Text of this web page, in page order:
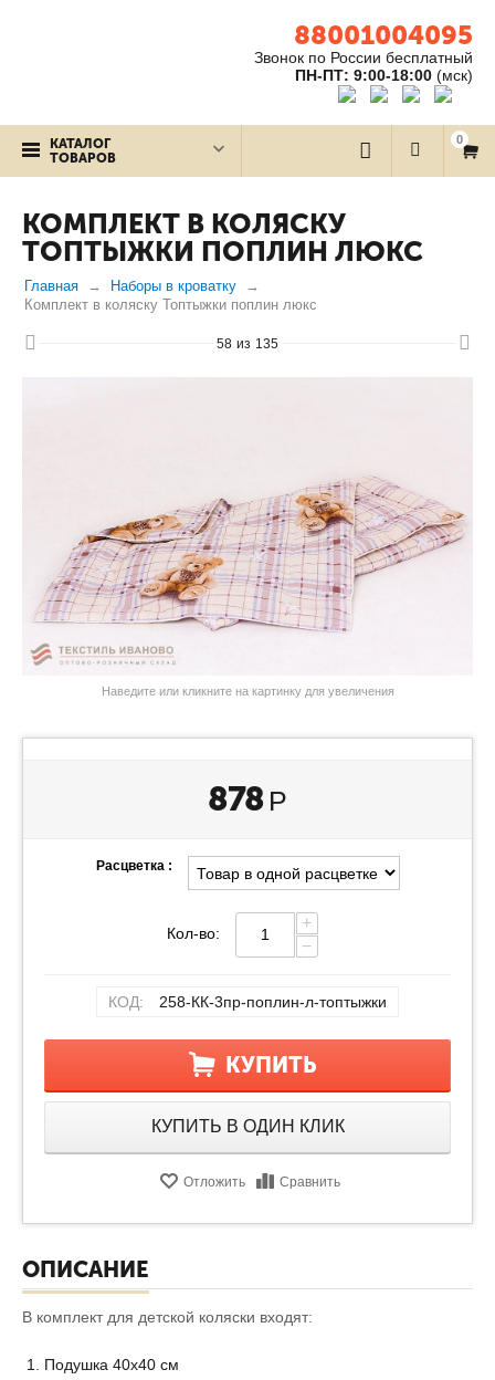
88001004095
Звонок по России бесплатный
ПН-ПТ: 9:00-18:00 (мск)
КАТАЛОГ
ТОВАРОВ
0
КОМПЛЕКТ В КОЛЯСКУ
ТОПТЫЖКИ ПОПЛИН ЛЮКС
Главная
Наборы в кроватку
Комплект в коляску Топтыжки поплин люкс
58 из 135
Наведите или кликните на картинку для увеличения
878 Р
Расцветка :
Кол-во:
+
−
КОД: 258-КК-3пр-поплин-л-топтыжки
КУПИТЬ
КУПИТЬ В ОДИН КЛИК
Отложить Сравнить
ОПИСАНИЕ
В комплект для детской коляски входят:
Подушка 40х40 см